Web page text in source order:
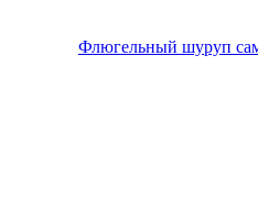
Флюгельный шуруп